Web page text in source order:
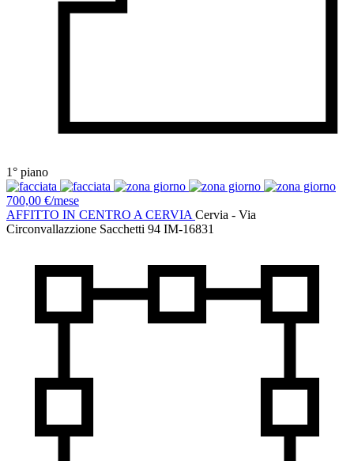
1° piano
700,00 €/mese
AFFITTO IN CENTRO A CERVIA Cervia - Via
Circonvallazzione Sacchetti 94 IM-16831